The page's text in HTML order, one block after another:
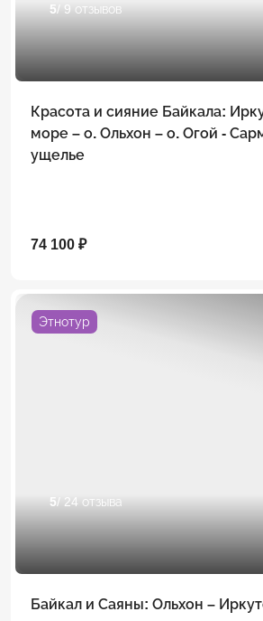
5/ 9 отзывов
Красота и сияние Байкала:
море – о. Ольхон – о. Огой -
ущелье
74 100 ₽
Этнотур
5/ 24 отзыва
Байкал и Саяны: Ольхон –